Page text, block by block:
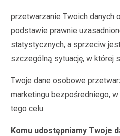
przetwarzanie Twoich danych
podstawie prawnie
statystycznych, a sprzeciw
szczególną sytuację, w której
Twoje dane osobowe
marketingu bezpośredniego,
tego celu.
Komu udostępniamy Twoje